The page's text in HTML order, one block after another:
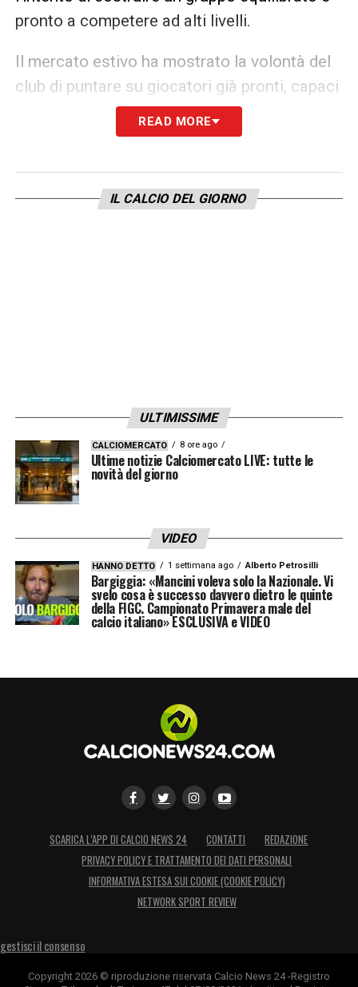
pronto a competere ad alti livelli.
Il mercato estivo ha mostrato la volontà del
club di puntare su giocatori già pronti, capaci
di inserirsi rapidamente nel sistema di gioco
, e di valorizzare al contempo
all’interno del progetto. Ecco quindi quale
sarà il modulo di partenza della sfida contro i
Beukema, Marianucci, Spinazzola, Zanoli,
Lang, Cheddira, Saco. All. Conte.
OLYMPIACOS (4-3-3):
Pnevmonidis, Rodinei, El Kaabi. A disp:
Paschalakis, Kalogerpoulos, Strefezza,
Liatsikouras, Onyemaechi, Mouzakitis.
All. Mendilibar
READ MORE
IL CALCIO DEL GIORNO
ULTIMISSIME
CALCIOMERCATO 8 ore ago
Ultime notizie Calciomercato LIVE: tutte le
novità del giorno
VIDEO
HANNO DETTO 1 settimana ago Alberto Petrosilli
Bargiggia: «Mancini voleva solo la Nazionale. Vi
svelo cosa è successo davvero dietro le quinte
della FIGC. Campionato Primavera male del
calcio italiano» ESCLUSIVA e VIDEO
SCARICA L’APP DI CALCIO NEWS 24 CONTATTI
REDAZIONE
PRIVACY POLICY E TRATTAMENTO DEI DATI PERSONALI
INFORMATIVA ESTESA SUI COOKIE (COOKIE POLICY)
NETWORK SPORT REVIEW
gestisci il consenso
Copyright 2026 © riproduzione riservata Calcio News 24 -Registro